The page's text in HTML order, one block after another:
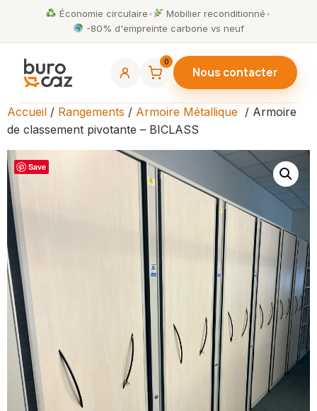
Économie circulaire• Mobilier reconditionné•
-80% d'empreinte carbone vs neuf
0
Nous contacter
Accueil / Rangements / Armoire Métallique / Armoire
de classement pivotante – BICLASS
Save